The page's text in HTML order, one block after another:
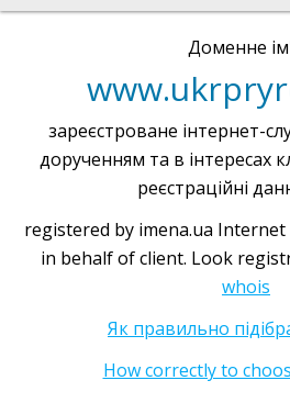
Доменне
зареєстроване інтернет-
дорученням та в інтересах
реєстраційні
registered by imena.ua
in behalf of client. Look
whois
Як правильно
How correctly to